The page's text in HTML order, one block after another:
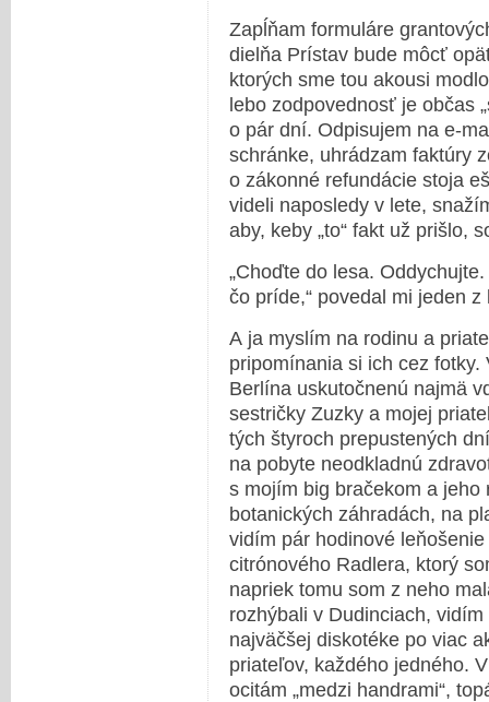
Zapĺňam formuláre
dielňa Prístav bude môcť
ktorých sme tou akousi
lebo zodpovednosť je občas
o pár dní. Odpisujem na e-
schránke, uhrádzam faktúry
o zákonné refundácie stoja
videli naposledy v lete,
aby, keby „to“ fakt už prišlo,
„Choďte do lesa.
čo príde,“ povedal mi jeden z
A ja myslím na rodinu a
pripomínania si ich cez
Berlína uskutočnenú najmä
sestričky Zuzky a mojej
tých štyroch prepustených
na pobyte neodkladnú
s mojím big bračekom a
botanických záhradách, na
vidím pár hodinové
citrónového Radlera, ktorý
napriek tomu som z neho
rozhýbali v Dudinciach,
najväčšej diskotéke po viac
priateľov, každého jedného.
ocitám „medzi handrami“,